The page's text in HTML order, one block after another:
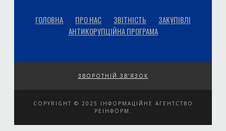
ГОЛОВНА ПРО НАС ЗВІТНІСТЬ
ЗАКУПІВЛІ
АНТИКОРУПЦІЙНА ПРОГРАМА
ЗВОРОТНІЙ ЗВ'ЯЗОК
COPYRIGHT © 2025 ІНФОРМАЦІЙНЕ АГЕНТСТВО
РЕІНФОРМ.